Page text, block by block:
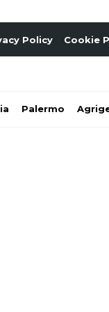
Policy Cookie
Palermo